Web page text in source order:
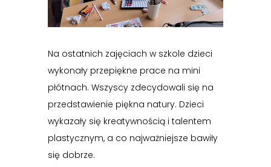
Na ostatnich zajęciach w szkole dzieci
wykonały przepiękne prace na mini
płótnach. Wszyscy zdecydowali się na
przedstawienie piękna natury. Dzieci
wykazały się kreatywnością i talentem
plastycznym, a co najważniejsze bawiły
się dobrze.